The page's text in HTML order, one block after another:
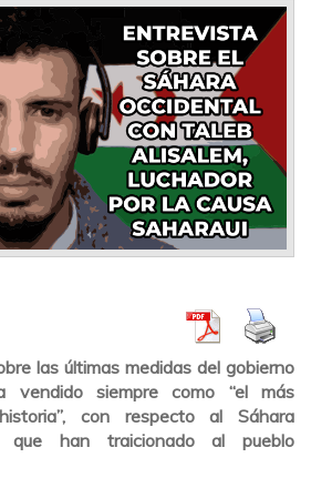
las últimas medidas del gobierno
vendido siempre como “el más
con respecto al Sáhara
que han traicionado al pueblo